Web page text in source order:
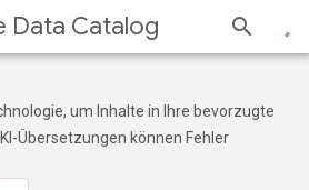
Data Catalog
um Inhalte in Ihre bevorzugte
Übersetzungen können Fehler